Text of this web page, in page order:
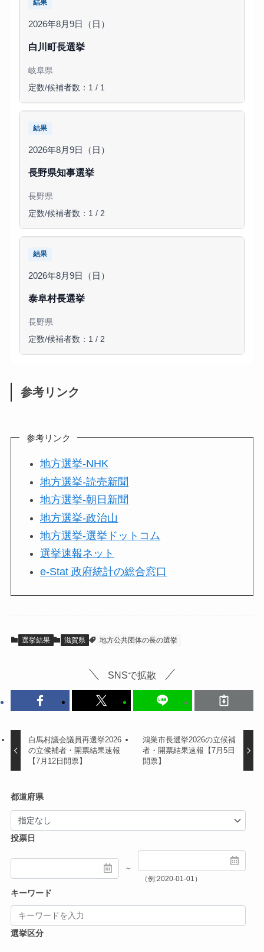
結果
2026年8月9日（日）
白川町長選挙
岐阜県
定数/候補者数：1 / 1
結果
2026年8月9日（日）
長野県知事選挙
長野県
定数/候補者数：1 / 2
結果
2026年8月9日（日）
泰阜村長選挙
長野県
定数/候補者数：1 / 2
参考リンク
参考リンク
地方選挙-NHK
地方選挙-読売新聞
地方選挙-朝日新聞
地方選挙-政治山
地方選挙-選挙ドットコム
選挙速報ネット
e-Stat 政府統計の総合窓口
選挙結果 滋賀県 地方公共団体の長の選挙
SNSで拡散
白馬村議会議員再選挙2026
の立候補者・開票結果速報
【7月12日開票】
鴻巣市長選挙2026の立候補
者・開票結果速報【7月5日
開票】
都道府県
投票日
～
（例:2020-01-01）
キーワード
選挙区分